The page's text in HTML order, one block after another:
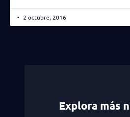
2 octubre, 2016
Explora más